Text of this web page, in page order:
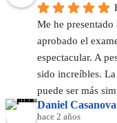
Me he
aprobado el
espectacular. A
sido increíbles.
puede ser más
Daniel Casanova
hace 2 años